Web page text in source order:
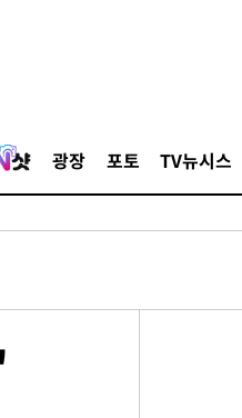
광장 포토 TV뉴시스